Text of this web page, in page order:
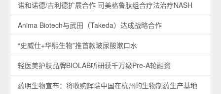
诺和诺德/吉利德扩展合作 司美格鲁肽组合疗法治疗NASH
Anima Biotech与武田（Takeda）达成战略合作
“史威仕+华熙生物”推首款玻尿酸漱口水
轻医美护肤品牌BIOLAB听研获千万级Pre-A轮融资
药明生物宣布：将收购辉瑞中国在杭州的生物制药生产基地